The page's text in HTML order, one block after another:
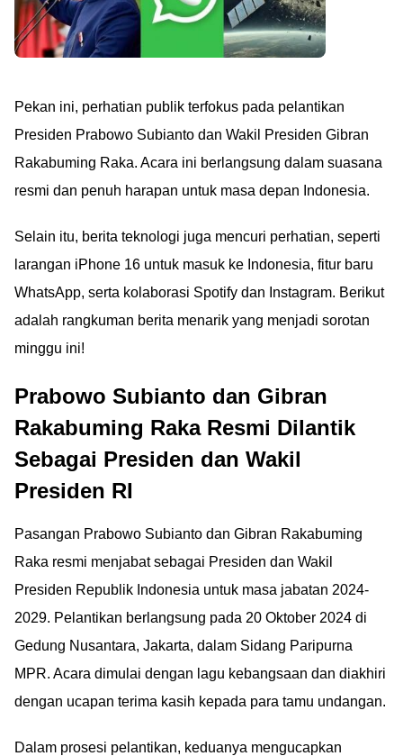
Pekan ini, perhatian publik terfokus pada pelantikan
Presiden Prabowo Subianto dan Wakil Presiden Gibran
Rakabuming Raka. Acara ini berlangsung dalam suasana
resmi dan penuh harapan untuk masa depan Indonesia.
Selain itu, berita teknologi juga mencuri perhatian, seperti
larangan iPhone 16 untuk masuk ke Indonesia, fitur baru
WhatsApp, serta kolaborasi Spotify dan Instagram. Berikut
adalah rangkuman berita menarik yang menjadi sorotan
minggu ini!
Prabowo Subianto dan Gibran
Rakabuming Raka Resmi Dilantik
Sebagai Presiden dan Wakil
Presiden RI
Pasangan Prabowo Subianto dan Gibran Rakabuming
Raka resmi menjabat sebagai Presiden dan Wakil
Presiden Republik Indonesia untuk masa jabatan 2024-
2029. Pelantikan berlangsung pada 20 Oktober 2024 di
Gedung Nusantara, Jakarta, dalam Sidang Paripurna
MPR. Acara dimulai dengan lagu kebangsaan dan diakhiri
dengan ucapan terima kasih kepada para tamu undangan.
Dalam prosesi pelantikan, keduanya mengucapkan